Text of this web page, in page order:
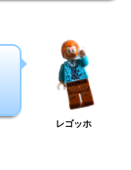
レゴッホ